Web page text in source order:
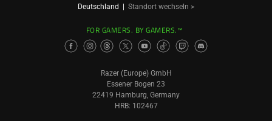
Deutschland Standort wechseln >
FOR GAMERS. BY GAMERS.™
Razer (Europe) GmbH
Essener Bogen 23
22419 Hamburg, Germany
HRB: 102467